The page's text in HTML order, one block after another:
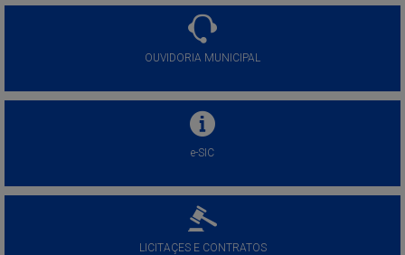
OUVIDORIA MUNICIPAL
e-SIC
LICITAÇES E CONTRATOS